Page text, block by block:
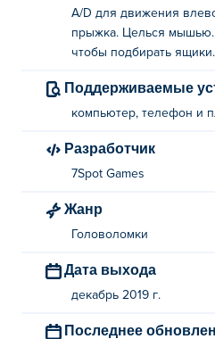
A/D для движения
прыжка. Целься мышью.
чтобы подбирать ящики.
Поддерживаемые
компьютер, телефон и
Разработчик
7Spot Games
Жанр
Головоломки
Дата выхода
декабрь 2019 г.
Последнее